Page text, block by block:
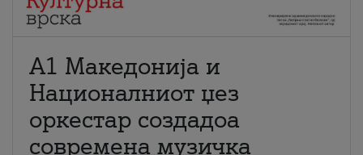
А1 Македонија и
Националниот џез
оркестар создадоа
современа музичка